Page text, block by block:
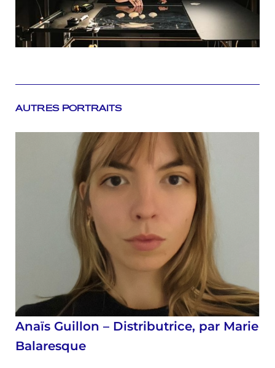
AUTRES PORTRAITS
Anaïs Guillon – Distributrice, par Marie
Balaresque